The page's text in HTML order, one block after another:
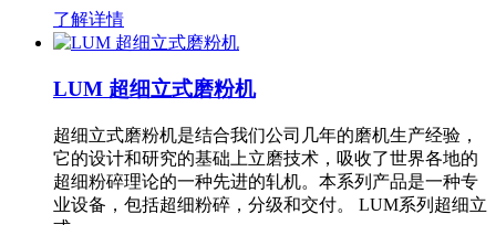
了解详情
LUM 超细立式磨粉机
超细立式磨粉机是结合我们公司几年的磨机生产经验，
它的设计和研究的基础上立磨技术，吸收了世界各地的
超细粉碎理论的一种先进的轧机。本系列产品是一种专
业设备，包括超细粉碎，分级和交付。 LUM系列超细立